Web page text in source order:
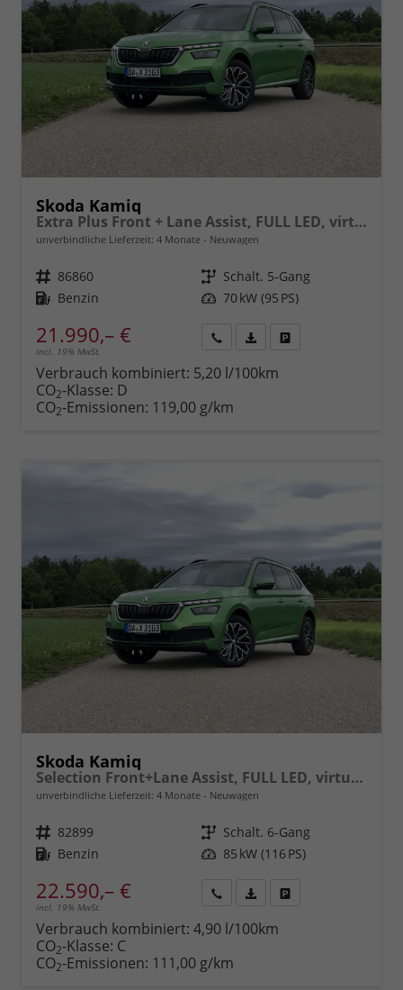
Skoda Kamiq
Extra Plus Front + Lane Assist, FULL LED, virtuelles Cockpit, Climatronic, Parksensoren, Rückfahrkamera, ISOFIX, el. Fensterheber, Tempomat, Sitzhzg. uvm.
unverbindliche Lieferzeit: 4 Monate Neuwagen
Fahrzeugnr. 86860 Getriebe Schalt. 5-Gang
Kraftstoff Benzin Leistung 70 kW (95 PS)
21.990,– €
incl. 19% MwSt.
anfordern
Datei,
Verbrauch kombiniert: 5,20 l/100km
CO2-Klasse: D
CO2-Emissionen: 119,00 g/km
Skoda Kamiq
Selection Front+Lane Assist, FULL LED, virtuelles Cockpit, , Climatronic, Parksensoren, ISOFIX, el. Fensterheber, Tempomat, Sitzhzg. uvm.
unverbindliche Lieferzeit: 4 Monate Neuwagen
Fahrzeugnr. 82899 Getriebe Schalt. 6-Gang
Kraftstoff Benzin Leistung 85 kW (116 PS)
22.590,– €
incl. 19% MwSt.
anfordern
Datei,
Verbrauch kombiniert: 4,90 l/100km
CO2-Klasse: C
CO2-Emissionen: 111,00 g/km